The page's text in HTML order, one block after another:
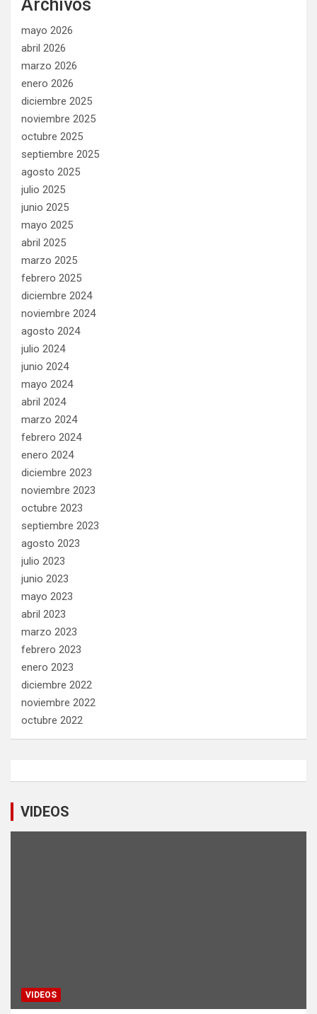
Archivos
mayo 2026
abril 2026
marzo 2026
enero 2026
diciembre 2025
noviembre 2025
octubre 2025
septiembre 2025
agosto 2025
julio 2025
junio 2025
mayo 2025
abril 2025
marzo 2025
febrero 2025
diciembre 2024
noviembre 2024
agosto 2024
julio 2024
junio 2024
mayo 2024
abril 2024
marzo 2024
febrero 2024
enero 2024
diciembre 2023
noviembre 2023
octubre 2023
septiembre 2023
agosto 2023
julio 2023
junio 2023
mayo 2023
abril 2023
marzo 2023
febrero 2023
enero 2023
diciembre 2022
noviembre 2022
octubre 2022
VIDEOS
VIDEOS